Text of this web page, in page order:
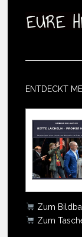
ENTDECKT
Zum
Zum